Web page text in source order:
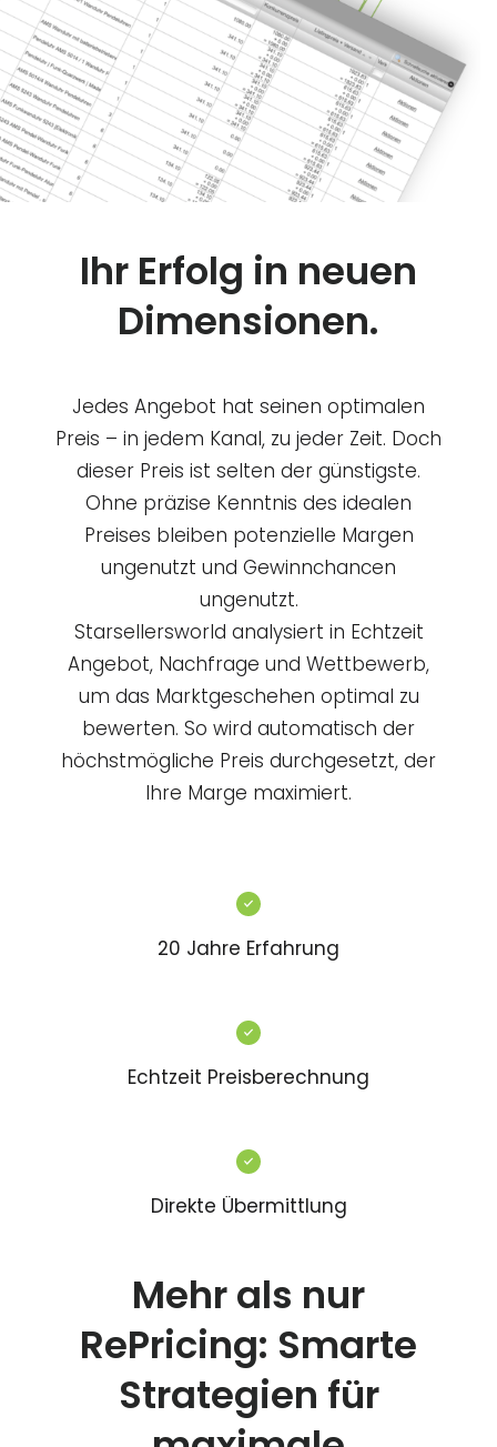
Ihr Erfolg in neuen
Dimensionen.
Jedes Angebot hat seinen optimalen
Preis – in jedem Kanal, zu jeder Zeit. Doch
dieser Preis ist selten der günstigste.
Ohne präzise Kenntnis des idealen
Preises bleiben potenzielle Margen
ungenutzt und Gewinnchancen
ungenutzt.
Starsellersworld analysiert in Echtzeit
Angebot, Nachfrage und Wettbewerb,
um das Marktgeschehen optimal zu
bewerten. So wird automatisch der
höchstmögliche Preis durchgesetzt, der
Ihre Marge maximiert.
20 Jahre Erfahrung
Echtzeit Preisberechnung
Direkte Übermittlung
Mehr als nur
RePricing: Smarte
Strategien für